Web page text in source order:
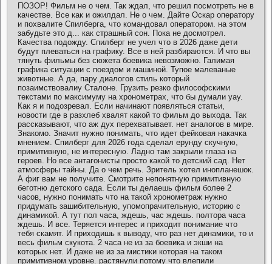
ПОЗОР! Фильм не о чем. Так ждал, что решил посмотреть не в
качестве. Все как и ожилдал. Не о чем. Дайте Оскар оператору
и похвалите Спилберга, что командовал оператором. на этом
забудьте это д... как страшный сон. Пока не досмотрел.
Качества подожду. Спилберг не учел что в 2026 даже дети
будут плеваться на графику. Все в ней разбираются. И что вы
тянуть фильмы без сюжета боевика невозможно. Галимая
графика ситуации с поездом и машиной. Тупое малеваные
животные. А да, пару диалогов стиль который
позаимствовалиу Сталоне. Грузить резко философскими
текстами по максимуму на хронометрах, что бы думали уау.
Как я и подозревал. Если начинают появляться статьи,
новости где в разхлеб хвалят какой то фильм до выхода. Так
рассказывают, что аж дух перехватывает. нет аналогов в мире.
Знакомо. Значит нужно понимать, что идет фейковая накачка
мнением. Спилберг для 2026 года сделал ерунду скучную,
примитивную, не интересную. Ладно там закрыли глаза на
героев. Но все антагонисты просто какой то детский сад. Нет
атмосферы тайны. Да о чем речь. Зритель хотел инопланешок.
А фиг вам не получите. Смотрите непонятную примитивную
беготню детского сада. Если ты делаешь фильм более 2
часов, нужно понимать что на такой хронометраж нужно
придумать зашибительную, упомопрачительную, историю с
динамикой. А тут пол часа, ждешь, час ждешь. полтора часа
ждешь. И все. Теряется интерес и приходит понимание что
тебя скамят. И приходишь к выводу, что раз нет динамики, то и
весь фильм скукота. 2 часа не из за боевика и экши на
которых нет. И даже не из за мистики которая на таком
примитивном уровне. растянули потому что влепили